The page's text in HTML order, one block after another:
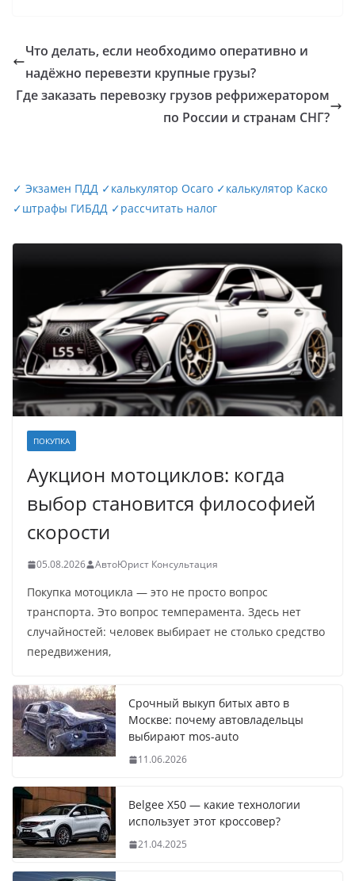
Что делать, если необходимо оперативно и
надёжно перевезти крупные грузы?
Где заказать перевозку грузов рефрижератором
по России и странам СНГ?
✓ Экзамен ПДД ✓калькулятор Осаго ✓калькулятор Каско
✓штрафы ГИБДД ✓рассчитать налог
ПОКУПКА
Аукцион мотоциклов: когда
выбор становится философией
скорости
05.08.2026 АвтоЮрист Консультация
Покупка мотоцикла — это не просто вопрос
транспорта. Это вопрос темперамента. Здесь нет
случайностей: человек выбирает не столько средство
передвижения,
Срочный выкуп битых авто в
Москве: почему автовладельцы
выбирают mos-auto
11.06.2026
Belgee X50 — какие технологии
использует этот кроссовер?
21.04.2025